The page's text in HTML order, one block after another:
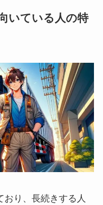
いている人の特
おり、長続きする人